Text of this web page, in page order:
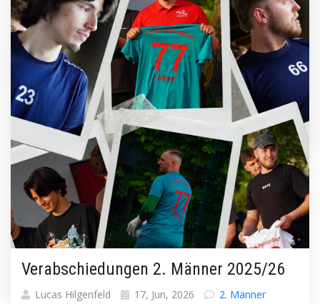
Verabschiedungen 2. Männer 2025/26
Lucas Hilgenfeld 17, Jun, 2026 2. Männer